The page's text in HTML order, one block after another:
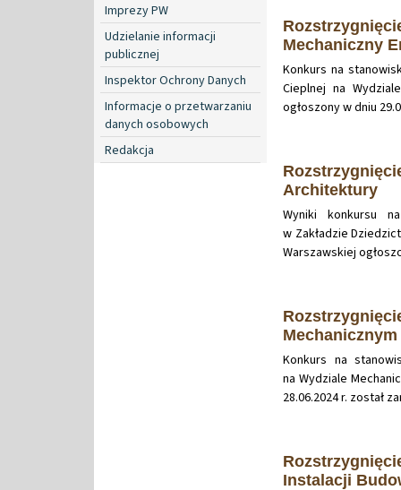
Imprezy PW
Udzielanie informacji
publicznej
Inspektor Ochrony Danych
Informacje o przetwarzaniu
danych osobowych
Redakcja
Mechaniczny
Konkurs na
Cieplnej na
ogłoszony w dniu
Architektury
Wyniki konkursu
w Zakładzie
Warszawskiej
Konkurs na
na Wydziale
28.06.2024 r. został
Instalacji